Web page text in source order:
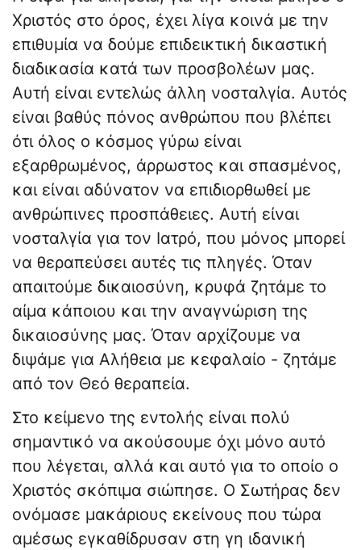
Χριστός στο όρος, έχει λίγα κοινά με την
επιθυμία να δούμε επιδεικτική δικαστική
διαδικασία κατά των προσβολέων μας.
Αυτή είναι εντελώς άλλη νοσταλγία. Αυτός
είναι βαθύς πόνος ανθρώπου που βλέπει
ότι όλος ο κόσμος γύρω είναι
εξαρθρωμένος, άρρωστος και σπασμένος,
και είναι αδύνατον να επιδιορθωθεί με
ανθρώπινες προσπάθειες. Αυτή είναι
νοσταλγία για τον Ιατρό, που μόνος μπορεί
να θεραπεύσει αυτές τις πληγές. Όταν
απαιτούμε δικαιοσύνη, κρυφά ζητάμε το
αίμα κάποιου και την αναγνώριση της
δικαιοσύνης μας. Όταν αρχίζουμε να
διψάμε για Αλήθεια με κεφαλαίο - ζητάμε
από τον Θεό θεραπεία.
Στο κείμενο της εντολής είναι πολύ
σημαντικό να ακούσουμε όχι μόνο αυτό
που λέγεται, αλλά και αυτό για το οποίο ο
Χριστός σκόπιμα σιώπησε. Ο Σωτήρας δεν
ονόμασε μακάριους εκείνους που τώρα
αμέσως εγκαθίδρυσαν στη γη ιδανική